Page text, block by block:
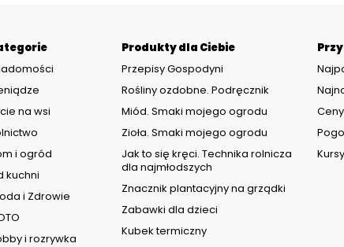
na wsi
i ogród
kuchni
i Zdrowie
i rozrywka
Produkty dla Ciebie
Przepisy Gospodyni
Rośliny ozdobne. Podręcznik
Miód. Smaki mojego ogrodu
Zioła. Smaki mojego ogrodu
Jak to się kręci. Technika rolnicza
dla najmłodszych
Znacznik plantacyjny na grządki
Zabawki dla dzieci
Kubek termiczny